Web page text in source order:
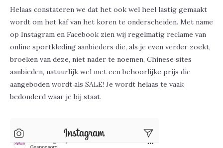
Helaas constateren we dat het ook wel heel lastig gemaakt
wordt om het kaf van het koren te onderscheiden. Met name
op Instagram en Facebook zien wij regelmatig reclame van
online sportkleding aanbieders die, als je even verder zoekt,
broeken van deze, niet nader te noemen, Chinese sites
aanbieden, natuurlijk wel met een behoorlijke prijs die
aangeboden wordt als SALE! Je wordt helaas te vaak
bedonderd waar je bij staat.